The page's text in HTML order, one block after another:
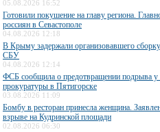
05.08.2026 16:52
Готовили покушение на главу региона.
россиян в Севастополе
04.08.2026 12:18
В Крыму задержали организовавшего
СБУ
04.08.2026 12:14
ФСБ сообщила о предотвращении подрыва у
прокуратуры в Пятигорске
03.08.2026 11:09
Бомбу в ресторан принесла женщина.
взрыве на Кудринской площади
02.08.2026 06:30